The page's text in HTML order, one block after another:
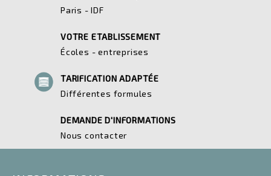
Paris - IDF
VOTRE ETABLISSEMENT
Écoles - entreprises
TARIFICATION ADAPTÉE
Différentes formules
DEMANDE D'INFORMATIONS
Nous contacter